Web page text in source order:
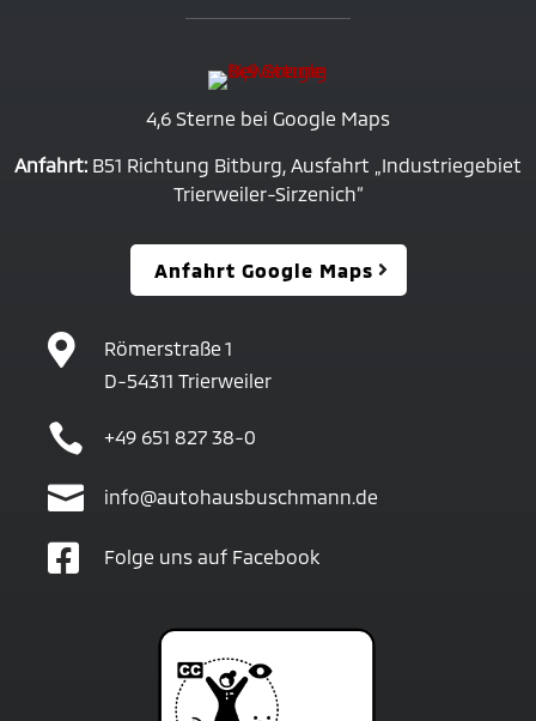
4,6 Sterne bei Google Maps
Anfahrt: B51 Richtung Bitburg, Ausfahrt „Industriegebiet
Trierweiler-Sirzenich“
Anfahrt Google Maps

Römerstraße 1
D-54311 Trierweiler
 +49 651 827 38-0
 info@autohausbuschmann.de
 Folge uns auf Facebook